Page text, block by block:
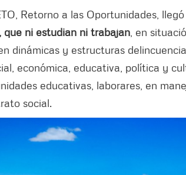
Retorno a las Oportunidades,
que ni estudian ni trabajan , en
dinámicas y estructuras
económica, educativa, política y
educativas, laborares, en
social.